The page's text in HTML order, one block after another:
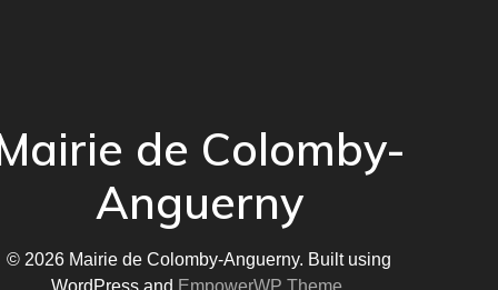
de Colomby-
Anguerny
© 2026 Mairie de Colomby-Anguerny. Built using
WordPress and EmpowerWP Theme